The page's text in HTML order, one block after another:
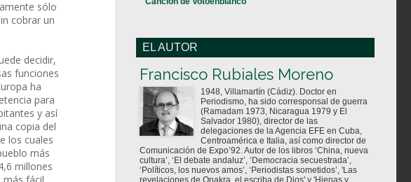
sólo
cobrar un
decidir,
funciones
ha
para
y así
copia del
los cuales
más
millones
EL AUTOR
Francisco Rubiales Moreno
1948, Villamartín (Cádiz). Doctor en
Periodismo, ha sido corresponsal de guerra
(Ramadam 1973, Nicaragua 1979 y El
Salvador 1980), director de las
delegaciones de la Agencia EFE en Cuba,
Centroamérica e Italia, así como director de
Comunicación de Expo’92. Autor de los libros ‘China, nueva
cultura’, ‘El debate andaluz’, ‘Democracia secuestrada’,
‘Políticos, los nuevos amos’, ‘Periodistas sometidos’, 'Las
revelaciones de Onakra, el escriba de Dios' y 'Hienas y